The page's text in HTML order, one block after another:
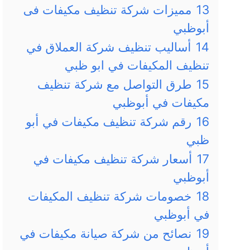
13 مميزات شركة تنظيف مكيفات فى
أبوظبي
14 أساليب تنظيف شركة العملاق في
تنظيف المكيفات في ابو ظبي
15 طرق التواصل مع شركة تنظيف
مكيفات في أبوظبي
16 رقم شركة تنظيف مكيفات في أبو
ظبي
17 أسعار شركة تنظيف مكيفات في
أبوظبي
18 خصومات شركة تنظيف المكيفات
في أبوظبي
19 نصائح من شركة صيانة مكيفات في